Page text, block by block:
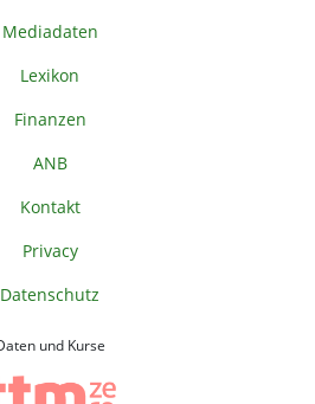
Mediadaten
Lexikon
Finanzen
ANB
Kontakt
Privacy
Datenschutz
und Kurse